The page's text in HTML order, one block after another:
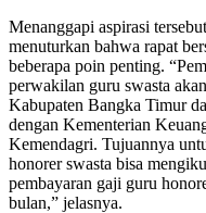
Menanggapi aspirasi
menuturkan bahwa rapat
beberapa poin penting.
perwakilan guru swasta
Kabupaten Bangka Timur
dengan Kementerian
Kemendagri. Tujuannya
honorer swasta bisa
pembayaran gaji guru
bulan,” jelasnya.